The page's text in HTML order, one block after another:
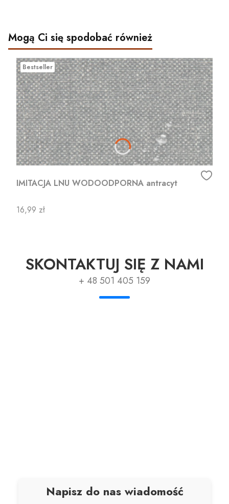
Mogą Ci się spodobać również
Bestseller
IMITACJA LNU WODOODPORNA antracyt
Cena
16,99 zł
SKONTAKTUJ SIĘ Z NAMI
+ 48 501 405 159
Napisz do nas wiadomość